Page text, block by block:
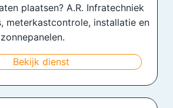
plaatsen? A.R. Infratechniek
meterkastcontrole, installatie en
Bekijk dienst